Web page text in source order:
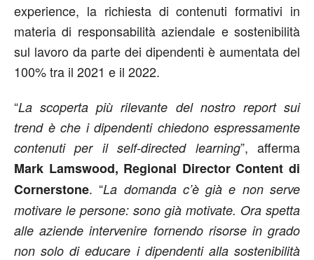
experience, la richiesta di contenuti formativi in
materia di responsabilità aziendale e sostenibilità
sul lavoro da parte dei dipendenti è aumentata del
100% tra il 2021 e il 2022.
“La scoperta più rilevante del nostro report sui
trend è che i dipendenti chiedono espressamente
contenuti per il self-directed learning”, afferma
Mark Lamswood, Regional Director Content di
Cornerstone. “La domanda c’è già e non serve
motivare le persone: sono già motivate. Ora spetta
alle aziende intervenire fornendo risorse in grado
non solo di educare i dipendenti alla sostenibilità